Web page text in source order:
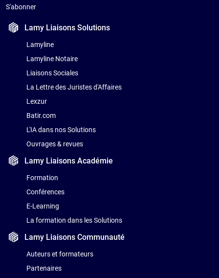
S'abonner
Lamy LiaisonsSolutions
Lamyline
Lamyline Notaire
Liaisons Sociales
La Lettre des Juristes d'Affaires
Lexzur
Batir.com
L'IA dans nos Solutions
Ouvrages & revues
Lamy LiaisonsAcadémie
Formation
Conférences
E-Learning
La formation dans les Solutions
Lamy LiaisonsCommunauté
Auteurs et formateurs
Partenaires